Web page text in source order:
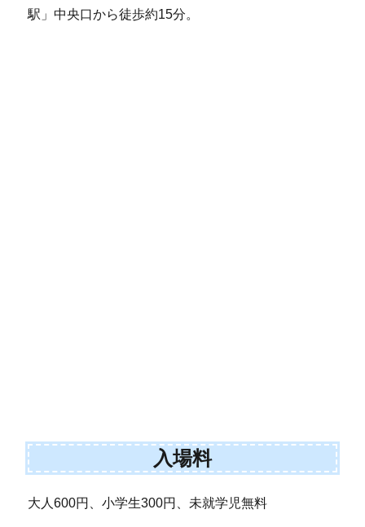
駅」中央口から徒歩約15分。
入場料
大人600円、小学生300円、未就学児無料